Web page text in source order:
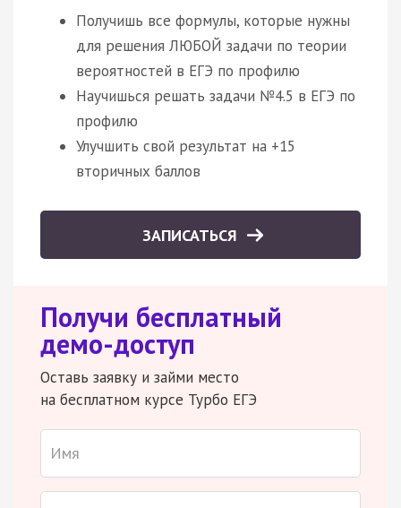
Получишь все формулы, которые нужны
для решения ЛЮБОЙ задачи по теории
вероятностей в ЕГЭ по профилю
Научишься решать задачи №4.5 в ЕГЭ по
профилю
Улучшить свой результат на +15
вторичных баллов
ЗАПИСАТЬСЯ
Получи бесплатный
демо-доступ
Оставь заявку и займи место
на бесплатном курсе Турбо ЕГЭ